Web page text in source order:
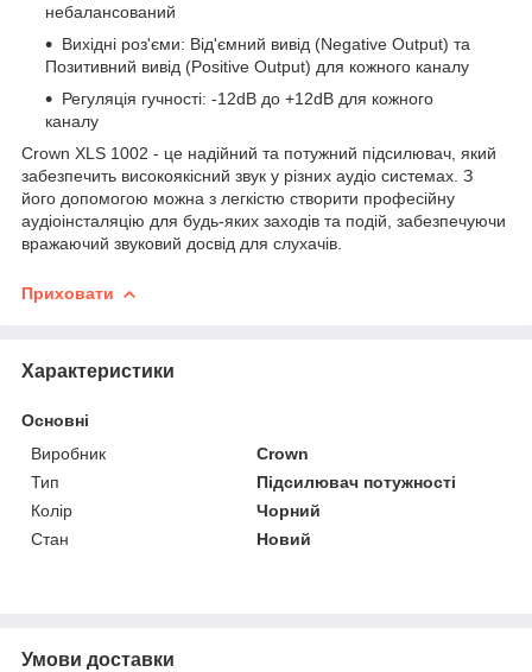
небалансований
Вихідні роз'єми: Від'ємний вивід (Negative Output) та
Позитивний вивід (Positive Output) для кожного каналу
Регуляція гучності: -12dB до +12dB для кожного
каналу
Crown XLS 1002 - це надійний та потужний підсилювач, який
забезпечить високоякісний звук у різних аудіо системах. З
його допомогою можна з легкістю створити професійну
аудіоінсталяцію для будь-яких заходів та подій, забезпечуючи
вражаючий звуковий досвід для слухачів.
Приховати
Характеристики
Основні
Виробник
Crown
Тип
Підсилювач потужності
Колір
Чорний
Стан
Новий
Умови доставки